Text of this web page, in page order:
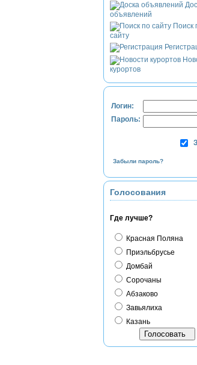
объявлений
Поиск
сайту
курортов
Логин:
Пароль:
Забыли пароль?
Голосования
Где лучше?
Красная Поляна
Приэльбрусье
Домбай
Сорочаны
Абзаково
Завьялиха
Казань